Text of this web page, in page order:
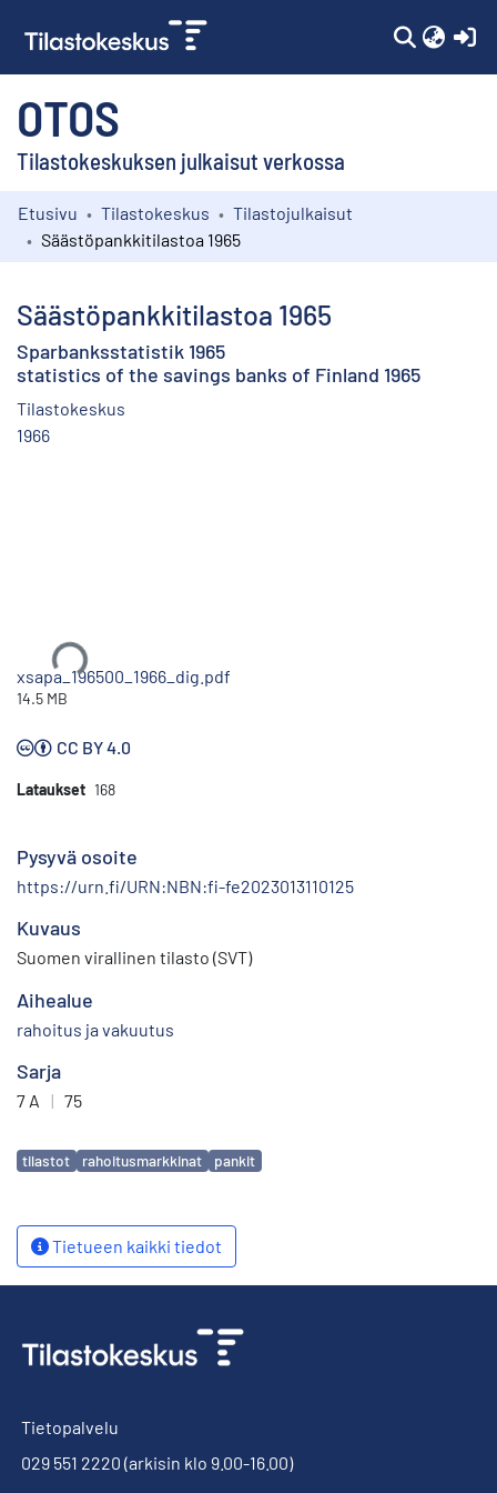
OTOS
Tilastokeskuksen julkaisut verkossa
Kokoelmat
Etusivu Tilastokeskus
Tilastojulkaisut
Säästöpankkitilastoa 1965
Säästöpankkitilastoa 1965
Sparbanksstatistik 1965
statistics of the savings banks of Finland 1965
Tilastokeskus
1966
Ladataan...
xsapa_196500_1966_dig.pdf
14.5 MB
CC BY 4.0
Lataukset 168
Pysyvä osoite
https://urn.fi/URN:NBN:fi-fe2023013110125
Kuvaus
Suomen virallinen tilasto (SVT)
Aihealue
rahoitus ja vakuutus
Sarja
7 A | 75
Avainsanat
tilastot rahoitusmarkkinat pankit
Tietueen kaikki tiedot
Tietopalvelu
029 551 2220 (arkisin klo 9.00-16.00)